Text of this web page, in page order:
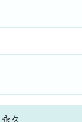
永久